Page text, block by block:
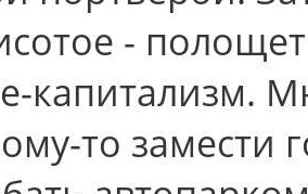
-
капитализм.
то замести